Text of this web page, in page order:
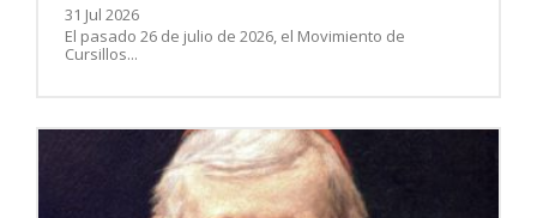
31 Jul 2026
El pasado 26 de julio de 2026, el Movimiento de
Cursillos...